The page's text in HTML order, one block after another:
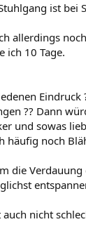
ist bei
allerdings
ich 10 Tage.
Eindruck
?? Dann
und sowas
häufig noch
die Verdauung
nicht